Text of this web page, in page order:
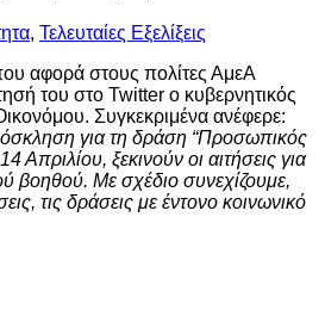
, Τελευταίες Εξελίξεις
αφορά στους πολίτες ΑμεΑ
του στο Twitter ο κυβερνητικός
Συγκεκριμένα ανέφερε:
για τη δράση “Προσωπικός
Απριλίου, ξεκινούν οι αιτήσεις για
βοηθού. Με σχέδιο συνεχίζουμε,
τις δράσεις με έντονο κοινωνικό